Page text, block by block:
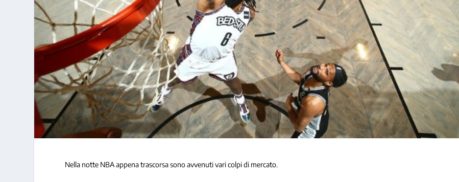
Nella notte NBA appena trascorsa sono avvenuti vari colpi di mercato.